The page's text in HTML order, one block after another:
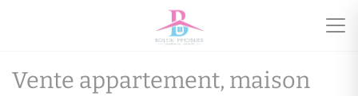
Vente appartement, maison